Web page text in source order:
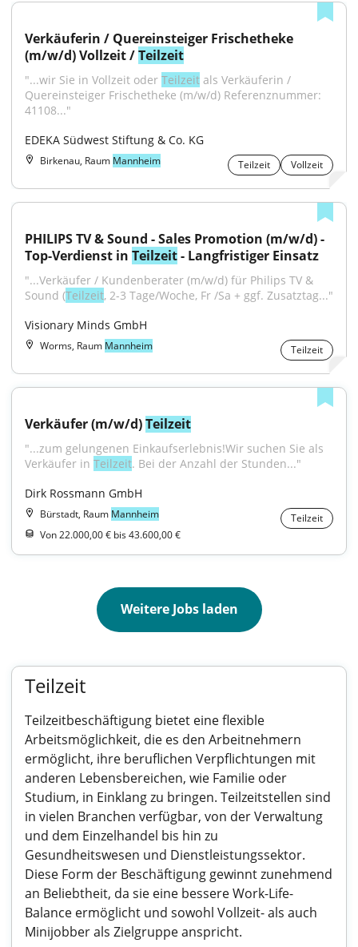
Verkäuferin / Quereinsteiger Frischetheke
(m/w/d) Vollzeit / Teilzeit
"...wir Sie in Vollzeit oder Teilzeit als Verkäuferin /
Quereinsteiger Frischetheke (m/w/d) Referenznummer:
41108..."
EDEKA Südwest Stiftung & Co. KG
Birkenau, Raum Mannheim Teilzeit Vollzeit
PHILIPS TV & Sound - Sales Promotion (m/w/d) -
Top-Verdienst in Teilzeit - Langfristiger Einsatz
"...Verkäufer / Kundenberater (m/w/d) für Philips TV &
Sound (Teilzeit, 2-3 Tage/Woche, Fr /Sa + ggf. Zusatztag..."
Visionary Minds GmbH
Worms, Raum Mannheim Teilzeit
Verkäufer (m/w/d) Teilzeit
"...zum gelungenen Einkaufserlebnis!Wir suchen Sie als
Verkäufer in Teilzeit. Bei der Anzahl der Stunden..."
Dirk Rossmann GmbH
Bürstadt, Raum Mannheim
Teilzeit
Von 22.000,00 € bis 43.600,00 €
Weitere Jobs laden
Teilzeit
Teilzeitbeschäftigung bietet eine flexible
Arbeitsmöglichkeit, die es den Arbeitnehmern
ermöglicht, ihre beruflichen Verpflichtungen mit
anderen Lebensbereichen, wie Familie oder
Studium, in Einklang zu bringen. Teilzeitstellen sind
in vielen Branchen verfügbar, von der Verwaltung
und dem Einzelhandel bis hin zu
Gesundheitswesen und Dienstleistungssektor.
Diese Form der Beschäftigung gewinnt zunehmend
an Beliebtheit, da sie eine bessere Work-Life-
Balance ermöglicht und sowohl Vollzeit- als auch
Minijobber als Zielgruppe anspricht.